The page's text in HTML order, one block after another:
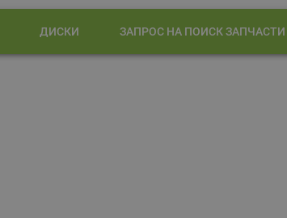
ДИСКИ ЗАПРОС НА ПОИСК ЗАПЧАСТИ